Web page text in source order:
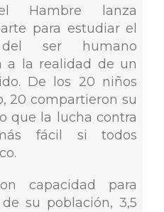
Hambre lanza
para estudiar el
del ser humano
a la realidad de un
De los 20 niños
20 compartieron su
que la lucha contra
fácil si todos
capacidad para
su población, 3,5